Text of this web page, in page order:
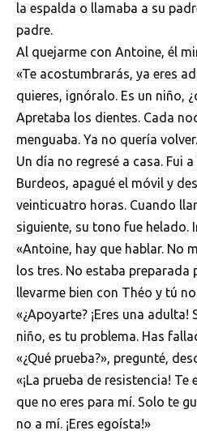
la espalda o llamaba a su
padre.
Al quejarme con Antoine, él
«Te acostumbrarás, ya eres
quieres, ignóralo. Es un niño,
Apretaba los dientes. Cada
menguaba. Ya no quería
Un día no regresé a casa. Fui
Burdeos, apagué el móvil y
veinticuatro horas. Cuando
siguiente, su tono fue helado.
«Antoine, hay que hablar. No
los tres. No estaba preparada
llevarme bien con Théo y tú
«¿Apoyarte? ¡Eres una adulta!
niño, es tu problema. Has
«¿Qué prueba?», pregunté,
«¡La prueba de resistencia! Te
que no eres para mí. Solo te
no a mí. ¡Eres egoísta!»